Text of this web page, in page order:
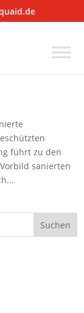
führt zu den
sanierten